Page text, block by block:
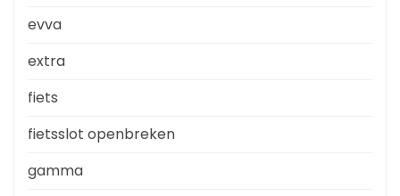
evva
extra
fiets
fietsslot openbreken
gamma